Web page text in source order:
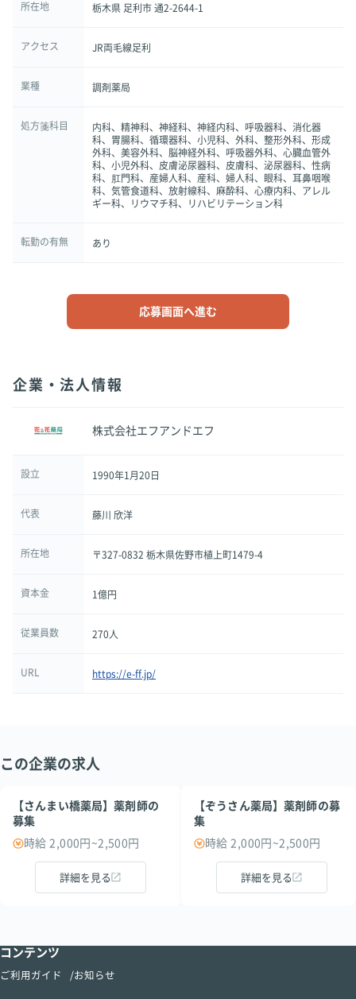
所在地 栃木県 足利市 通2-2644-1
アクセス JR両毛線足利
業種 調剤薬局
処方箋科目
内科、精神科、神経科、神経内科、呼吸器科、消化器
科、胃腸科、循環器科、小児科、外科、整形外科、形成
外科、美容外科、脳神経外科、呼吸器外科、心臓血管外
科、小児外科、皮膚泌尿器科、皮膚科、泌尿器科、性病
科、肛門科、産婦人科、産科、婦人科、眼科、耳鼻咽喉
科、気管食道科、放射線科、麻酔科、心療内科、アレル
ギー科、リウマチ科、リハビリテーション科
転勤の有無 あり
応募画面へ進む
企業・法人情報
株式会社エフアンドエフ
設立 1990年1月20日
代表 藤川 欣洋
所在地 〒327-0832 栃木県佐野市植上町1479-4
資本金 1億円
従業員数 270人
URL https://e-ff.jp/
この企業の求人
【さんまい橋薬局】薬剤師の
募集
時給 2,000円~2,500円
詳細を見る
【ぞうさん薬局】薬剤師の募
集
時給 2,000円~2,500円
詳細を見る
コンテンツ
ご利用ガイド お知らせ